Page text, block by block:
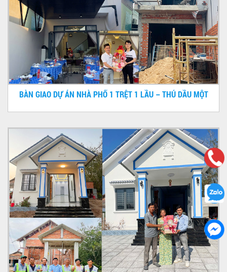
BÀN GIAO DỰ ÁN NHÀ PHỐ 1 TRỆT 1 LẦU – THỦ DẦU MỘT